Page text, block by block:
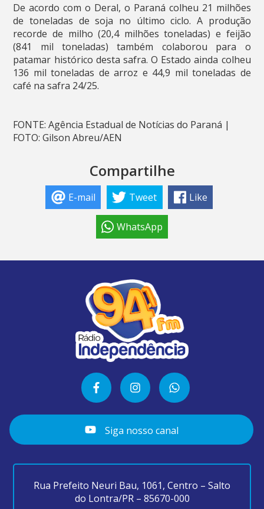
De acordo com o Deral, o Paraná colheu 21 milhões
de toneladas de soja no último ciclo. A produção
recorde de milho (20,4 milhões toneladas) e feijão
(841 mil toneladas) também colaborou para o
patamar histórico desta safra. O Estado ainda colheu
136 mil toneladas de arroz e 44,9 mil toneladas de
café na safra 24/25.
FONTE: Agência Estadual de Notícias do Paraná |
FOTO: Gilson Abreu/AEN
Compartilhe
E-mail Tweet Like
WhatsApp
Siga nosso canal
Rua Prefeito Neuri Bau, 1061, Centro – Salto
do Lontra/PR – 85670-000